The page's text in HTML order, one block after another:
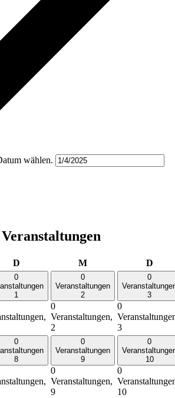
wählen.
DDienstag MMittwoch D
0
1
0
Veranstaltungen
2
0
Veranstaltungen,
2
0
3
0
3
0
8
0
Veranstaltungen
9
0
Veranstaltungen,
9
0
10
0
10